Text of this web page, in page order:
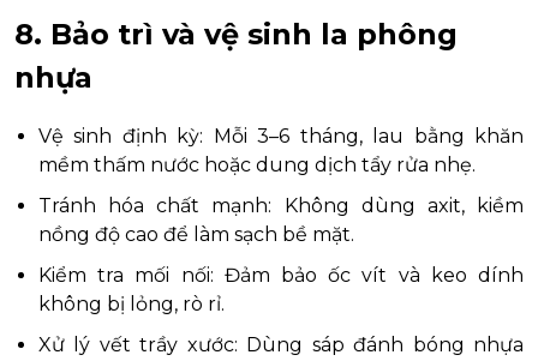
8. Bảo trì và vệ sinh la phông
nhựa
Vệ sinh định kỳ: Mỗi 3–6 tháng, lau bằng khăn
mềm thấm nước hoặc dung dịch tẩy rửa nhẹ.
Tránh hóa chất mạnh: Không dùng axit, kiềm
nồng độ cao để làm sạch bề mặt.
Kiểm tra mối nối: Đảm bảo ốc vít và keo dính
không bị lỏng, rò rỉ.
Xử lý vết trầy xước: Dùng sáp đánh bóng nhựa